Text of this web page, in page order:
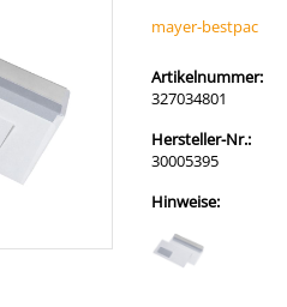
mayer-bestpac
Artikelnummer:
327034801
Hersteller-Nr.:
30005395
Hinweise: